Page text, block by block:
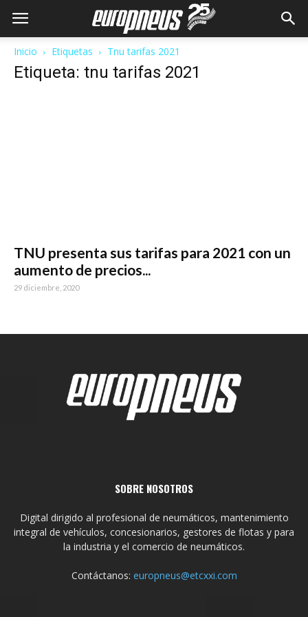
Inicio Etiquetas Tnu tarifas 2021
Etiqueta: tnu tarifas 2021
TNU presenta sus tarifas para 2021 con un
aumento de precios...
29 diciembre, 2020
SOBRE NOSOTROS
Digital dirigido al profesional de neumáticos, mantenimiento
integral de vehículos, concesionarios, gestores de flotas y para
la industria y el comercio de neumáticos.
Contáctanos: europneus@etcxxi.com